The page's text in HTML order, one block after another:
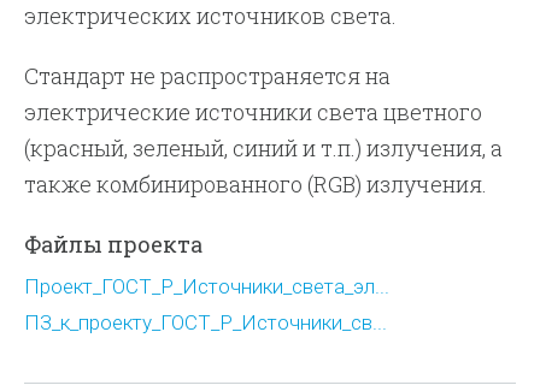
электрических источников света.
Стандарт не распространяется на
электрические источники света цветного
(красный, зеленый, синий и т.п.) излучения, а
также комбинированного (RGB) излучения.
Файлы проекта
Проект_ГОСТ_Р_Источники_света_эл...
ПЗ_к_проекту_ГОСТ_Р_Источники_св...